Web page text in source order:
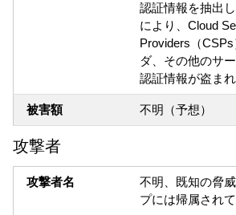
認証情報を抽出
により、Cloud
Providers（
ダ、その他のサ
認証情報が盗ま
被害額 不明（予想）
攻撃者
攻撃者名
不明、既知の脅
プには帰属され